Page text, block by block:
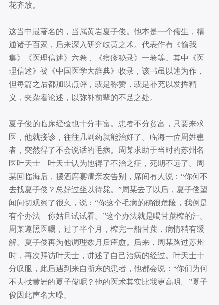
花齐放。
这当中最著名的，当属黄岩夏子俊。他本是一个儒生，精
通诸子百家，后来深入研究歧黄之术。代表作有《愉我
集》《医理信述》六卷，《痘疹秘录》一卷等。其中《医
理信述》被《中国医学大辞典》收录，该书虽以述为作，
但每篇之后都加以点评，或是称赞，或是补充以发挥精
义，夹杂着论述，以弥补前辈的不足之处。
夏子俊的临床经验也十分丰富。患者不分贫富，只要来求
医，他就接诊，往往几副药就能治好了。临海一位周姓患
者，突然得了不会说话的毛病。周某求助于当时的苏州名
医叶天士，叶天士认为他得了不治之症，死期不远了。周
某回临海后，摆酒席宴请亲友告别，席间有人说：“你何不
去找夏子俊？总好过坐以待毙。”周某去了以后，夏子俊望
闻问切观察了很久，说：“你这个毛病的确很危险，我倒是
有个办法，你姑且试试看。”这个办法就是喝甘蔗榨的汁。
周某遵照医嘱，过了半个月，榨完一船甘蔗，病情稍有缓
解。夏子俊再为他调理数月后痊愈。后来，周某路过苏州
时，再次拜访叶天士，讲述了自己治病的经过。叶天士十
分叹服，此后遇到来自浙东的患者，他都会说：“你们为何
不去找黄岩的夏子俊呢？他的医术其实比我更高明。”夏子
俊因此声名大噪。